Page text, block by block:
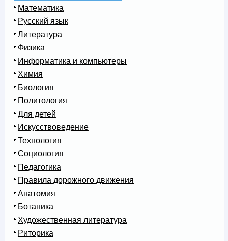
Математика
Русский язык
Литература
Физика
Информатика и компьютеры
Химия
Биология
Политология
Для детей
Искусствоведение
Технология
Социология
Педагогика
Правила дорожного движения
Анатомия
Ботаника
Художественная литература
Риторика